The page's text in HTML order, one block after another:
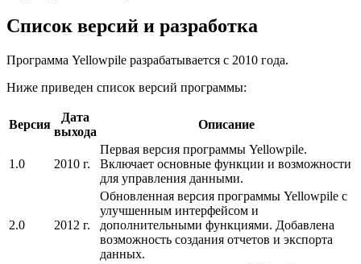
Список версий и разработка
Программа Yellowpile разрабатывается с 2010 года.
Ниже приведен список версий программы:
Версия
Дата
выхода
Описание
1.0 2010 г.
Первая версия программы Yellowpile.
Включает основные функции и возможности
для управления данными.
2.0 2012 г.
Обновленная версия программы Yellowpile с
улучшенным интерфейсом и
дополнительными функциями. Добавлена
возможность создания отчетов и экспорта
данных.